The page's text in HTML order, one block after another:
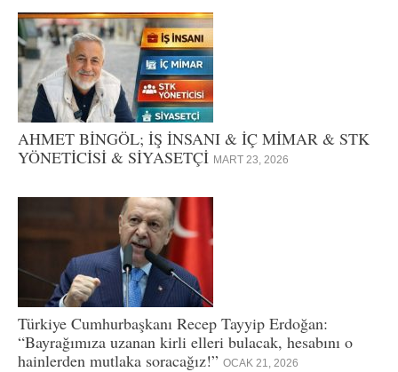
AHMET BİNGÖL; İŞ İNSANI & İÇ MİMAR & STK
YÖNETİCİSİ & SİYASETÇİ MART 23, 2026
Türkiye Cumhurbaşkanı Recep Tayyip Erdoğan:
“Bayrağımıza uzanan kirli elleri bulacak, hesabını o
hainlerden mutlaka soracağız!” OCAK 21, 2026